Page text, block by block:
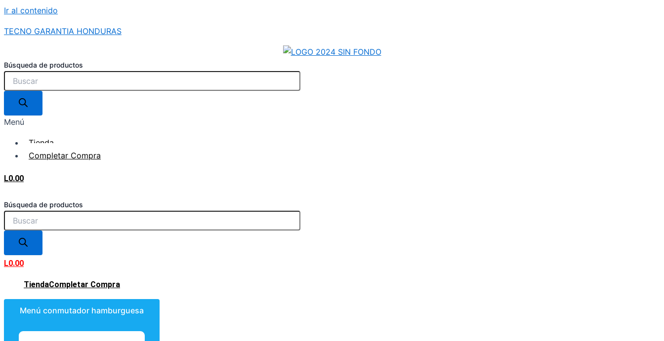
Ir al contenido
TECNO GARANTIA HONDURAS
Búsqueda de productos
Menú
Tienda
Completar Compra
L0.00
Búsqueda de productos
L0.00
TiendaCompletar Compra
Menú conmutador hamburguesa